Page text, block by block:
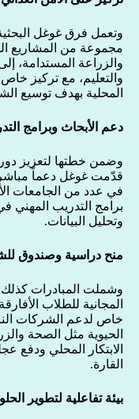
وتعمل فرق غوغل
مجموعة من المشاريع
والزراعة المستدامة،
والتعليم، مع تركيز
المحلية بهدف توسيع
دعم الأبحاث وبرامج
وضمن خطتها لتعزيز دور
قدّمت غوغل دعماً
في عدد من الجامعات
برامج التدريب المهني
وتحليل البيانات.
منح دراسية وصندوق
وشملت المبادرات كذلك
المجانية للطلاب
خاص لدعم الشركات
الحيوية مثل الصحة
الابتكار المحلي ودفع
القارة.
بيئة تفاعلية لتطوير